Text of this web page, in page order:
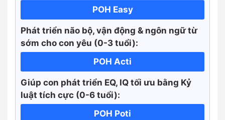
POH Easy
Phát triển não bộ, vận động & ngôn ngữ từ
sớm cho con yêu (0-3 tuổi):
POH Acti
Giúp con phát triển EQ, IQ tối ưu bằng Kỷ
luật tích cực (0-6 tuổi):
POH Poti